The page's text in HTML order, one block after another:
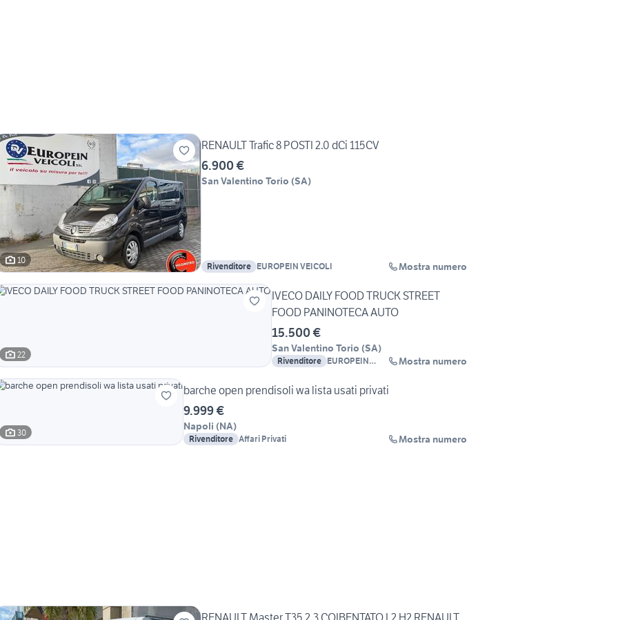
10
RENAULT Trafic 8 POSTI 2.0 dCi 115CV
6.900 €
San Valentino Torio (SA)
Rivenditore EUROPEIN VEICOLI Mostra numero
22
IVECO DAILY FOOD TRUCK STREET
FOOD PANINOTECA AUTO
15.500 €
San Valentino Torio (SA)
Rivenditore EUROPEIN
Mostra numero
30
barche open prendisoli wa lista usati privati
9.999 €
Napoli (NA)
Rivenditore Affari Privati Mostra numero